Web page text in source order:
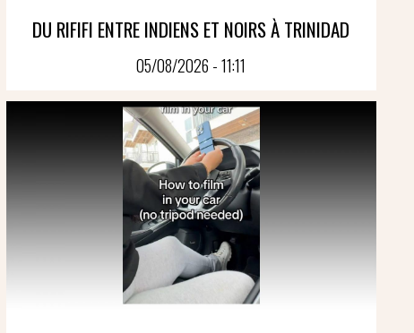
DU RIFIFI ENTRE INDIENS ET NOIRS À TRINIDAD
05/08/2026 - 11:11